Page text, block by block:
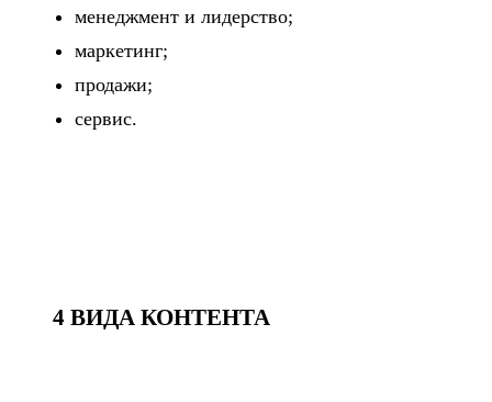
менеджмент и лидерство;
маркетинг;
продажи;
сервис.
4 ВИДА КОНТЕНТА